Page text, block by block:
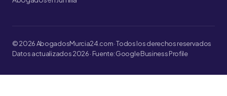
© 2026 AbogadosMurcia24.com · Todos los derechos reservados
Datos actualizados 2026 · Fuente: Google Business Profile